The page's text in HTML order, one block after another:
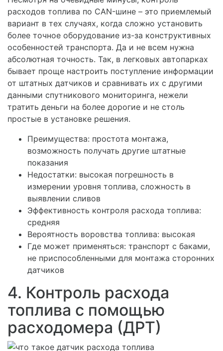
расходов топлива по CAN-шине – это приемлемый
вариант в тех случаях, когда сложно установить
более точное оборудование из-за конструктивных
особенностей транспорта. Да и не всем нужна
абсолютная точность. Так, в легковых автопарках
бывает проще настроить поступление информации
от штатных датчиков и сравнивать их с другими
данными спутникового мониторинга, нежели
тратить деньги на более дорогие и не столь
простые в установке решения.
Преимущества: простота монтажа,
возможность получать другие штатные
показания
Недостатки: высокая погрешность в
измерении уровня топлива, сложность в
выявлении сливов
Эффективность контроля расхода топлива:
средняя
Вероятность воровства топлива: высокая
Где может применяться: транспорт с баками,
не приспособленными для монтажа сторонних
датчиков
4. Контроль расхода
топлива с помощью
расходомера (ДРТ)